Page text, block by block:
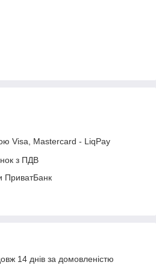
Visa, Mastercard - LiqPay
з ПДВ
ПриватБанк
14 днів за домовленістю